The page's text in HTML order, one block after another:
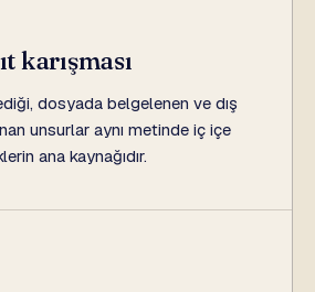
karışması
dosyada belgelenen ve dış
unsurlar aynı metinde iç içe
ana kaynağıdır.